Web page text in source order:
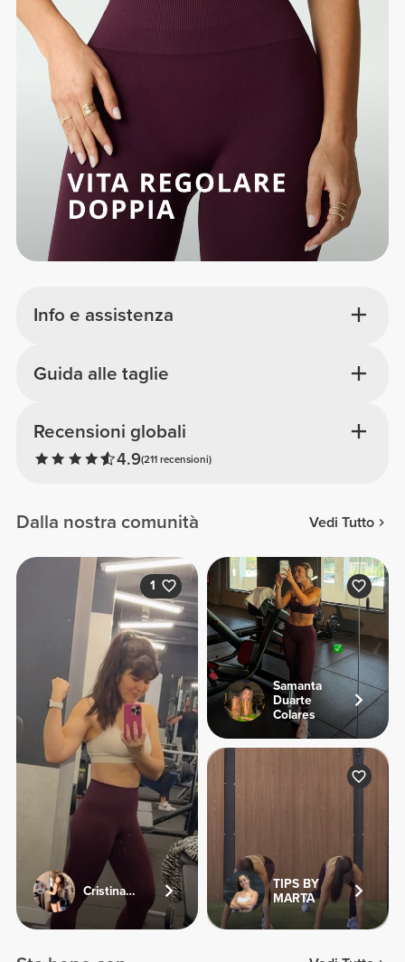
Info e assistenza
Recensioni globali
4.9(211 recensioni)
Guida alle taglie
Dalla nostra comunità Vedi Tutto
1
Cristinamente
Samanta
Duarte
Colares
TIPS BY
MARTA